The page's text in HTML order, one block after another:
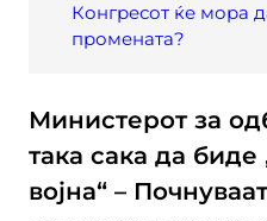
Конгресот ќе мора
промената?
Министерот за
така сака да биде
војна“ –